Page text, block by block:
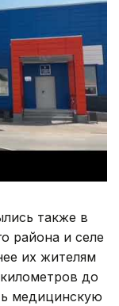
также в
района и селе
их жителям
до
медицинскую